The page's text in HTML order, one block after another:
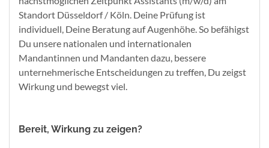
Standort Düsseldorf / Köln. Deine Prüfung ist
individuell, Deine Beratung auf Augenhöhe. So befähigst
Du unsere nationalen und internationalen
Mandantinnen und Mandanten dazu, bessere
unternehmerische Entscheidungen zu treffen, Du zeigst
Wirkung und bewegst viel.
Bereit, Wirkung zu zeigen?